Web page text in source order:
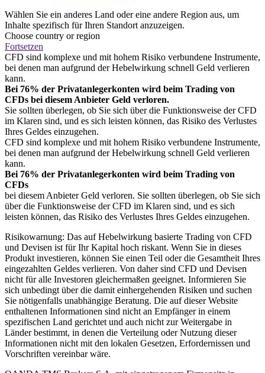
Wählen Sie ein anderes Land oder eine andere Region aus, um
Inhalte spezifisch für Ihren Standort anzuzeigen.
Choose country or region
Fortsetzen
CFD sind komplexe und mit hohem Risiko verbundene Instrumente,
bei denen man aufgrund der Hebelwirkung schnell Geld verlieren
kann.
Bei 76% der Privatanlegerkonten wird beim Trading von
CFDs bei diesem Anbieter Geld verloren.
Sie sollten überlegen, ob Sie sich über die Funktionsweise der CFD
im Klaren sind, und es sich leisten können, das Risiko des Verlustes
Ihres Geldes einzugehen.
CFD sind komplexe und mit hohem Risiko verbundene Instrumente,
bei denen man aufgrund der Hebelwirkung schnell Geld verlieren
kann.
Bei 76% der Privatanlegerkonten wird beim Trading von
CFDs
bei diesem Anbieter Geld verloren. Sie sollten überlegen, ob Sie sich
über die Funktionsweise der CFD im Klaren sind, und es sich
leisten können, das Risiko des Verlustes Ihres Geldes einzugehen.
Risikowarnung: Das auf Hebelwirkung basierte Trading von CFD
und Devisen ist für Ihr Kapital hoch riskant. Wenn Sie in dieses
Produkt investieren, können Sie einen Teil oder die Gesamtheit Ihres
eingezahlten Geldes verlieren. Von daher sind CFD und Devisen
nicht für alle Investoren gleichermaßen geeignet. Informieren Sie
sich unbedingt über die damit einhergehenden Risiken und suchen
Sie nötigenfalls unabhängige Beratung. Die auf dieser Website
enthaltenen Informationen sind nicht an Empfänger in einem
spezifischen Land gerichtet und auch nicht zur Weitergabe in
Länder bestimmt, in denen die Verteilung oder Nutzung dieser
Informationen nicht mit den lokalen Gesetzen, Erfordernissen und
Vorschriften vereinbar wäre.